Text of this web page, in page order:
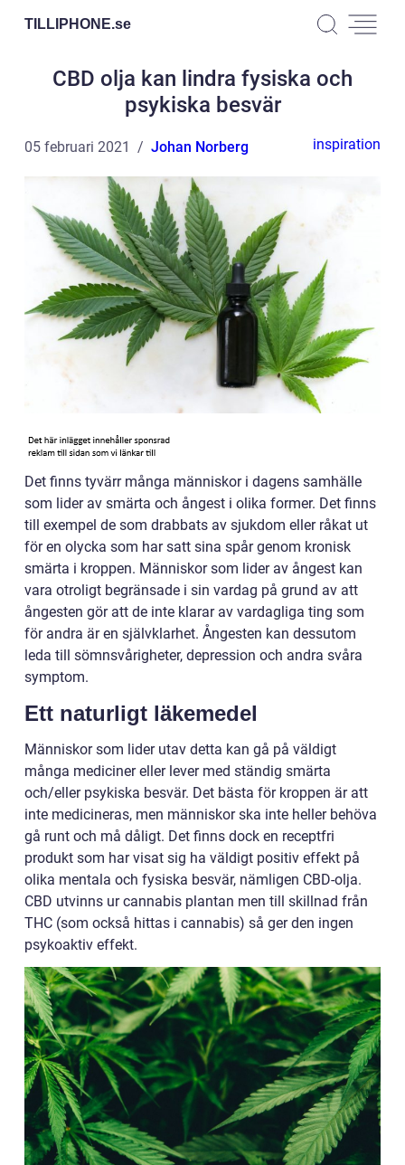
TILLIPHONE.se
CBD olja kan lindra fysiska och
psykiska besvär
05 februari 2021 Johan Norberg inspiration
Det finns tyvärr många människor i dagens samhälle
som lider av smärta och ångest i olika former. Det finns
till exempel de som drabbats av sjukdom eller råkat ut
för en olycka som har satt sina spår genom kronisk
smärta i kroppen. Människor som lider av ångest kan
vara otroligt begränsade i sin vardag på grund av att
ångesten gör att de inte klarar av vardagliga ting som
för andra är en självklarhet. Ångesten kan dessutom
leda till sömnsvårigheter, depression och andra svåra
symptom.
Ett naturligt läkemedel
Människor som lider utav detta kan gå på väldigt
många mediciner eller lever med ständig smärta
och/eller psykiska besvär. Det bästa för kroppen är att
inte medicineras, men människor ska inte heller behöva
gå runt och må dåligt. Det finns dock en receptfri
produkt som har visat sig ha väldigt positiv effekt på
olika mentala och fysiska besvär, nämligen CBD-olja.
CBD utvinns ur cannabis plantan men till skillnad från
THC (som också hittas i cannabis) så ger den ingen
psykoaktiv effekt.